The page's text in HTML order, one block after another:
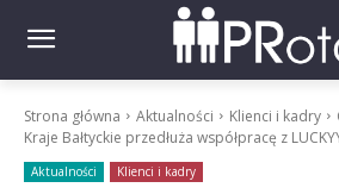
Strona główna Aktualności Klienci i kadry
Kraje Bałtyckie przedłuża współpracę z
Aktualności Klienci i kadry